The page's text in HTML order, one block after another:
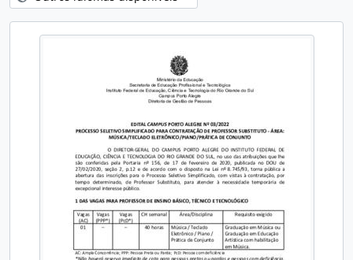
[Item] Edital 012/2022
[Item] Edital 015/2022
[Item] Edital 018/2022
[Item] Edital 019/2022
[Item] Edital 020/2022
[Item] Edital 021/2022
[Item] Edital 024/2022
[Item] Edital 025/2022
[Item] Edital 026/2022
[Item] Edital 027/2022
[Item] Edital 028/2022
[Item] Edital 029/2022
[Item] Edital 030/2022